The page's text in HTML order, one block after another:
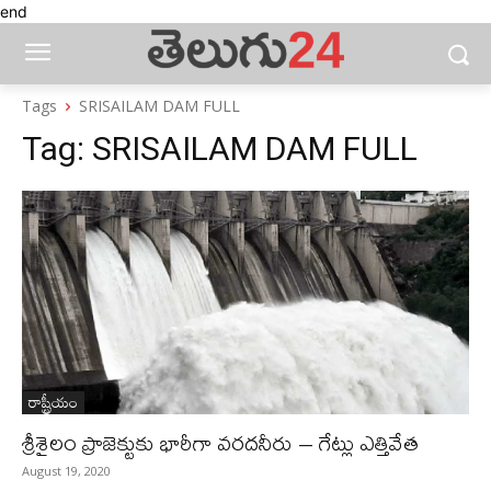
end
Tags SRISAILAM DAM FULL
Tag: SRISAILAM DAM FULL
రాష్ట్రీయం
శ్రీశైలం ప్రాజెక్టుకు భారీగా వరదనీరు – గేట్లు ఎత్తివేత
August 19, 2020